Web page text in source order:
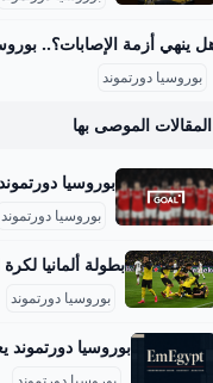
بوروسيا دورتموند
المقالات الموصى بها
بوروسيا دورتموند
بوروسيا دورتموند